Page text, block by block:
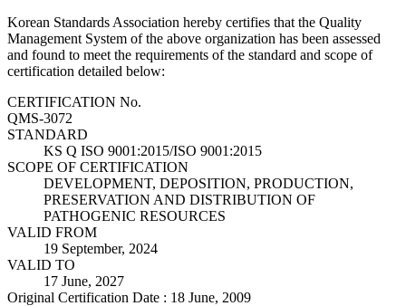
Korean Standards Association hereby certifies that the Quality
Management System of the above organization has been assessed
and found to meet the requirements of the standard and scope of
certification detailed below:
CERTIFICATION No.
QMS-3072
STANDARD
KS Q ISO 9001:2015/ISO 9001:2015
SCOPE OF CERTIFICATION
DEVELOPMENT, DEPOSITION, PRODUCTION,
PRESERVATION AND DISTRIBUTION OF
PATHOGENIC RESOURCES
VALID FROM
19 September, 2024
VALID TO
17 June, 2027
Original Certification Date : 18 June, 2009